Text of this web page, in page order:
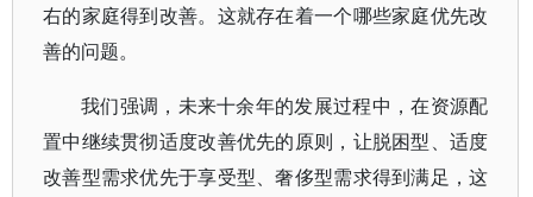
右的家庭得到改善。这就存在着一个哪些家庭优先改
善的问题。
我们强调，未来十余年的发展过程中，在资源配
置中继续贯彻适度改善优先的原则，让脱困型、适度
改善型需求优先于享受型、奢侈型需求得到满足，这